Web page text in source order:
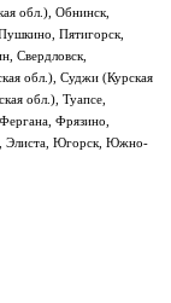
обл.), Обнинск,
Пятигорск,
Свердловск,
обл.), Суджи (Курская
обл.), Туапсе,
Фрязино,
Элиста, Югорск, Южно-